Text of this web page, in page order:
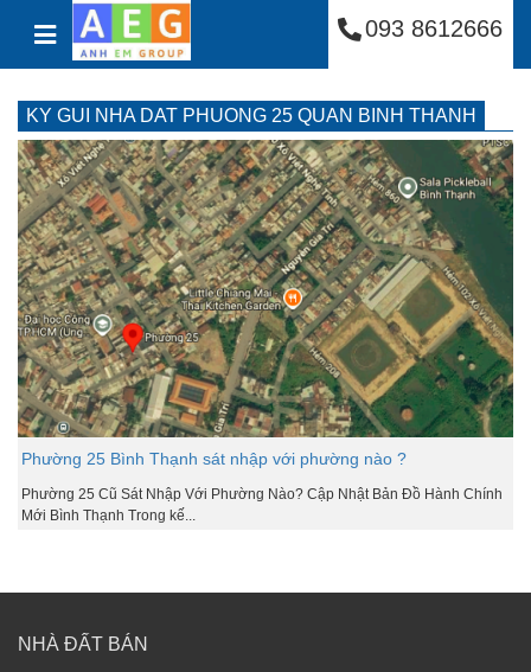
Skip to content Công Ty Cổ Phần
093 8612666
KY GUI NHA DAT PHUONG 25 QUAN BINH THANH
Phường 25 Bình Thạnh sát nhập với phường nào ?
Phường 25 Cũ Sát Nhập Với Phường Nào? Cập Nhật Bản Đồ Hành Chính
Mới Bình Thạnh Trong kế...
NHÀ ĐẤT BÁN